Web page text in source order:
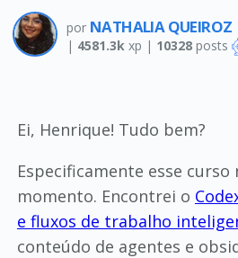
por NATHALIA QUEIROZ
| 4581.3k xp | 10328posts
Ei, Henrique! Tudo bem?
Especificamente esse
momento. Encontrei o
e fluxos de trabalho
conteúdo de agentes e